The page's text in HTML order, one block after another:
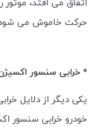
حرکت خاموش می
* خرابی سنسور
یکی دیگر از دلایل
خودرو خرابی سنسور